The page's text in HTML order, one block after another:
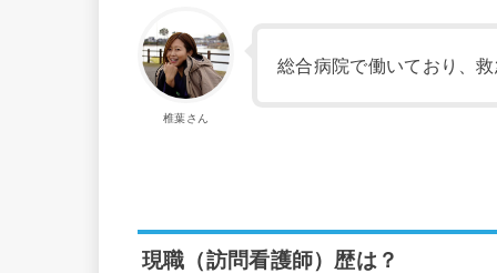
椎葉さん
総合病院で働いており、
現職（訪問看護師）歴は？